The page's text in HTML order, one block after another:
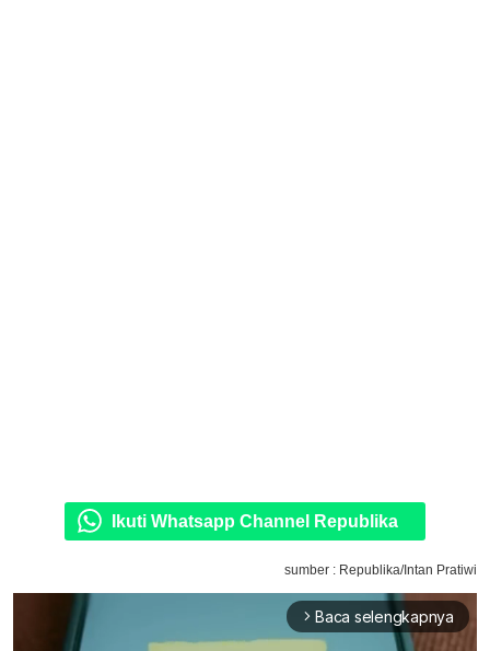
Ikuti Whatsapp Channel Republika
sumber : Republika/Intan Pratiwi
arrow_forward_ios Baca selengkapnya